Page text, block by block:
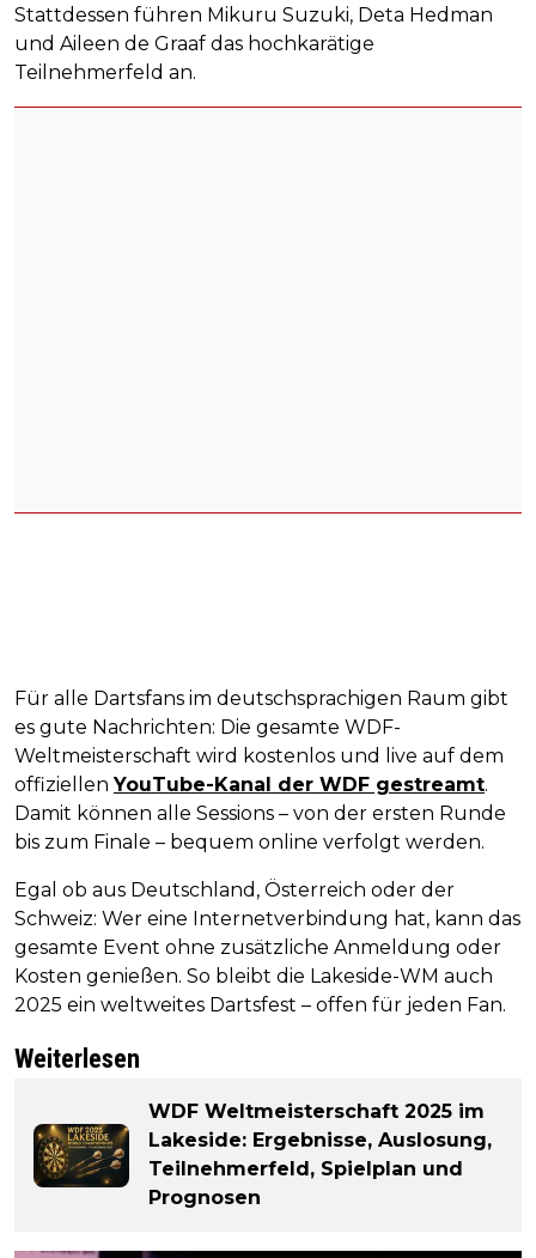
Stattdessen führen Mikuru Suzuki, Deta Hedman
und Aileen de Graaf das hochkarätige
Teilnehmerfeld an.
Für alle Dartsfans im deutschsprachigen Raum gibt
es gute Nachrichten: Die gesamte WDF-
Weltmeisterschaft wird kostenlos und live auf dem
offiziellenYouTube-Kanal der WDF gestreamt.
Damit können alle Sessions – von der ersten Runde
bis zum Finale – bequem online verfolgt werden.
Egal ob aus Deutschland, Österreich oder der
Schweiz: Wer eine Internetverbindung hat, kann das
gesamte Event ohne zusätzliche Anmeldung oder
Kosten genießen. So bleibt die Lakeside-WM auch
2025 ein weltweites Dartsfest – offen für jeden Fan.
Weiterlesen
WDF Weltmeisterschaft 2025 im
Lakeside: Ergebnisse, Auslosung,
Teilnehmerfeld, Spielplan und
Prognosen